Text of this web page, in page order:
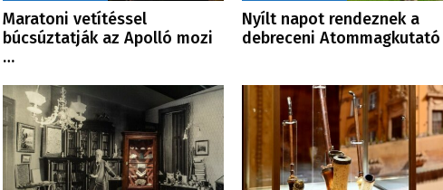
Maratoni vetítéssel
búcsúztatják az Apolló mozi
…
Nyílt napot rendeznek a
debreceni